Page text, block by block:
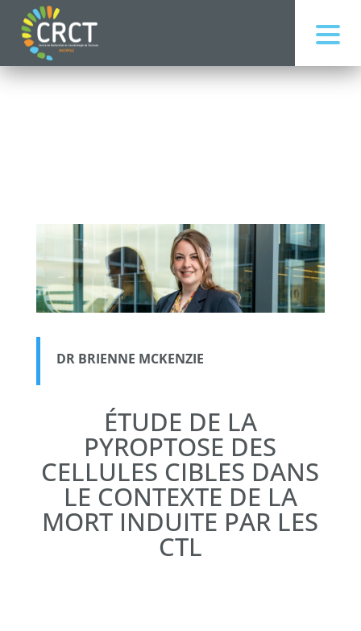
DR BRIENNE MCKENZIE
ÉTUDE DE LA
PYROPTOSE DES
CELLULES CIBLES DANS
LE CONTEXTE DE LA
MORT INDUITE PAR LES
CTL